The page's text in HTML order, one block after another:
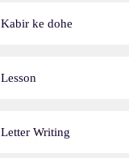
Kabir ke dohe
Lesson
Letter Writing